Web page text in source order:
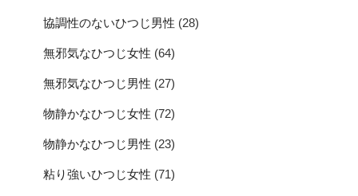
協調性のないひつじ男性 (28)
無邪気なひつじ女性 (64)
無邪気なひつじ男性 (27)
物静かなひつじ女性 (72)
物静かなひつじ男性 (23)
粘り強いひつじ女性 (71)